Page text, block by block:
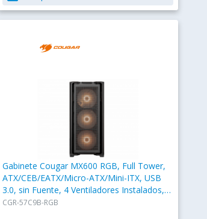
Gabinete Cougar MX600 RGB, Full Tower,
ATX/CEB/EATX/Micro-ATX/Mini-ITX, USB
3.0, sin Fuente, 4 Ventiladores Instalados,
Negro
CGR-57C9B-RGB